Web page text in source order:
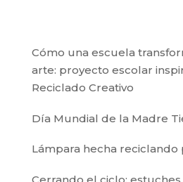
Cómo una escuela
arte: proyecto escolar
Reciclado Creativo
Día Mundial de la Madre
Lámpara hecha reciclando